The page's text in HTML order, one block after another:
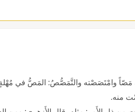
بلد بالشام ولا تقل مصِّيصَة بالتشديد.
وامْتَصَصْته والتَّمَصُّصُ: المَصُّ في